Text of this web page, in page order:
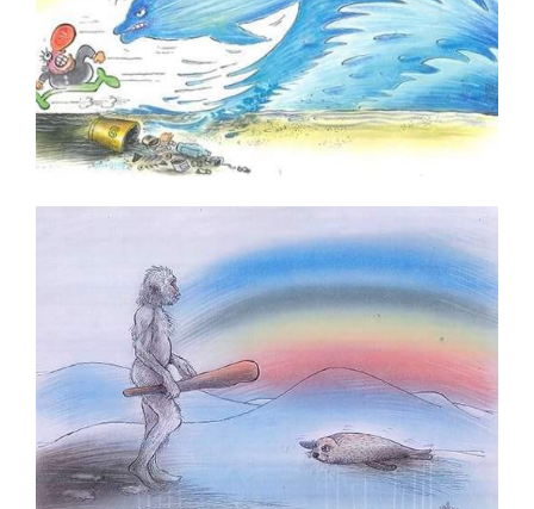
Mustafa Yıldız
Mümin Bayram
Mümin Durmaz
Necati Derya
Nuhsal Işın
Oğuz Demir
Oğuz Gürel
Ömer Çam
Önder Önerbay
Öznur Kalender
Rana Mermertaş
Raşit Yakalı